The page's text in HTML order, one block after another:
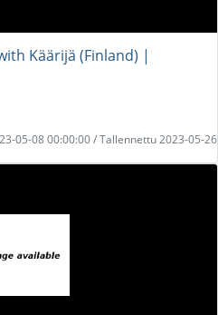
Käärijä (Finland) |
05-08 00:00:00 / Tallennettu 2023-05-26